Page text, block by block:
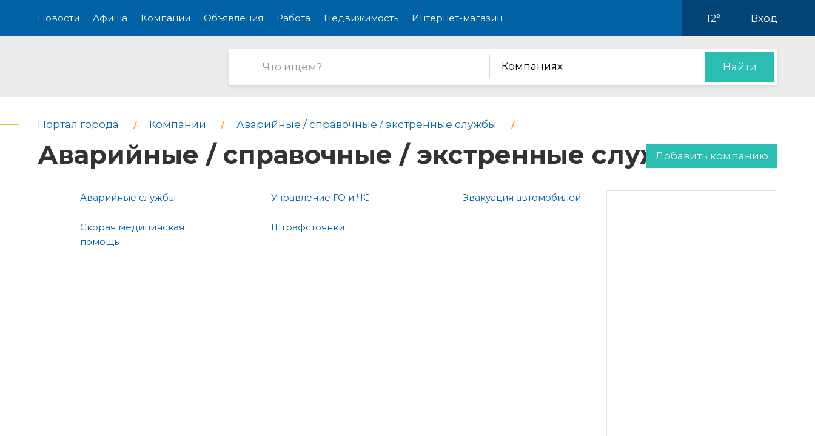
Новости Афиша Компании Объявления Работа Недвижимость Интернет-магазин 12° Вход
Компаниях Найти
Портал города Компании Аварийные / справочные / экстренные службы
Аварийные / справочные / экстренные службыДобавить компанию
Аварийные службы
Скорая медицинская
помощь
Управление ГО и ЧС
Штрафстоянки
Эвакуация автомобилей